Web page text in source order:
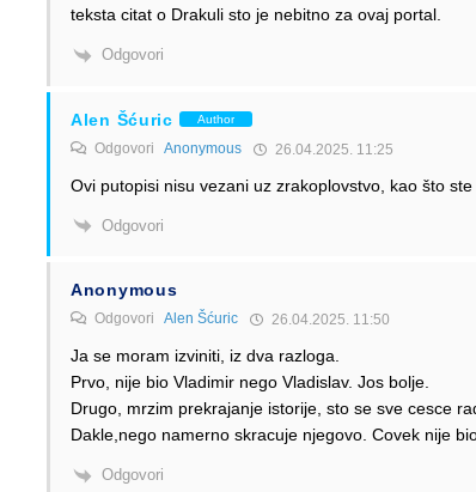
teksta citat o Drakuli sto je nebitno za ovaj portal.
Odgovori
Alen Šćuric Author
Odgovori Anonymous 26.04.2025. 11:25
Ovi putopisi nisu vezani uz zrakoplovstvo, kao što ste
Odgovori
Anonymous
Odgovori Alen Šćuric 26.04.2025. 11:50
Ja se moram izviniti, iz dva razloga.
Prvo, nije bio Vladimir nego Vladislav. Jos bolje.
Drugo, mrzim prekrajanje istorije, sto se sve cesce
Dakle,nego namerno skracuje njegovo. Covek nije
Odgovori